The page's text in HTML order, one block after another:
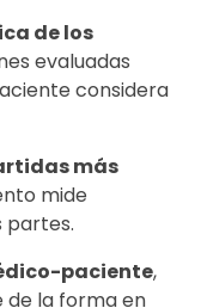
de los
evaluadas
considera
más
mide
partes.
paciente,
de la forma en